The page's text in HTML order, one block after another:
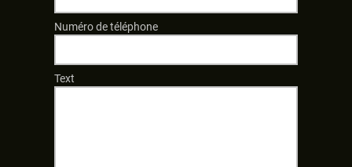
Numéro de téléphone
Text